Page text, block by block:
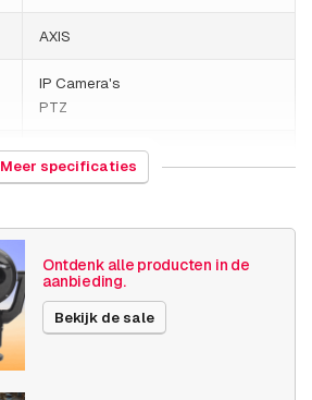
AXIS
IP Camera's
PTZ
852589
260 x 220 x 280 millimeters
Buiten camera
Meer specificaties
Ontdenk alle producten in de
aanbieding.
Bekijk de sale